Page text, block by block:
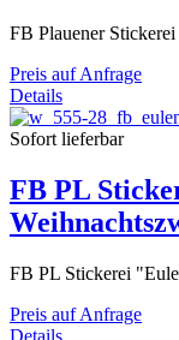
FB Plauener
Preis auf Anfrage
Details
Sofort lieferbar
FB PL
FB PL Stickerei
Preis auf Anfrage